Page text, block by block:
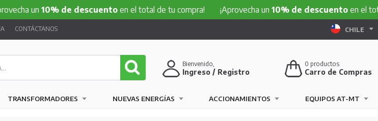
10% de descuentoen el total de tu compra! ¡Aprovecha un10% de descuentoen el total de tu
CONTÁCTANOS CHILE
0 productos
Carro de Compras
Bienvenido,
Ingreso / Registro
TRANSFORMADORES NUEVAS ENERGÍAS ACCIONAMIENTOS EQUIPOS AT-MT